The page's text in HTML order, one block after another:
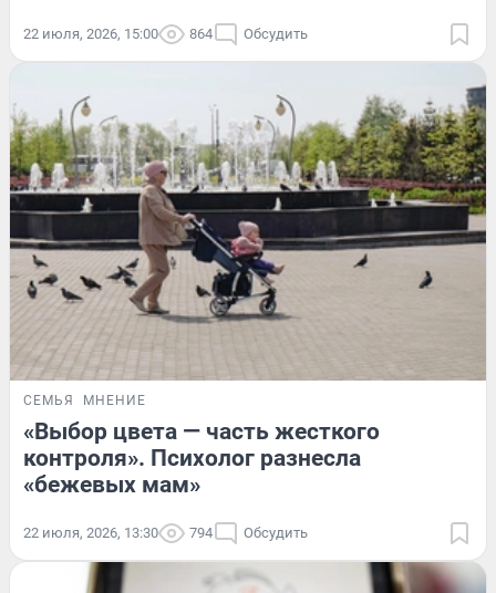
22 июля, 2026, 15:00 864 Обсудить
СЕМЬЯ МНЕНИЕ
«Выбор цвета — часть жесткого
контроля». Психолог разнесла
«бежевых мам»
22 июля, 2026, 13:30 794 Обсудить